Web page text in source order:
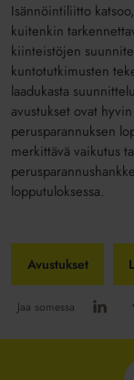
Isännöintiliitto
kuitenkin
kiinteistöjen
kuntotutkimusten
laadukasta
avustukset ovat
perusparannuksen
merkittävä vaikutus
lopputuloksessa.
Avustukset
Jaa somessa